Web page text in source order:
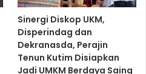
Sinergi Diskop UKM,
Disperindag dan
Dekranasda, Perajin
Tenun Kutim Disiapkan
Jadi UMKM Berdaya Saing